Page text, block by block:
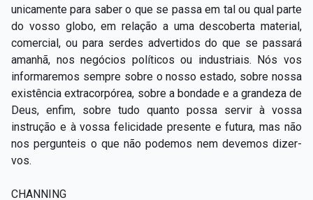
unicamente para saber o que se passa em tal ou qual parte
do vosso globo, em relação a uma descoberta material,
comercial, ou para serdes advertidos do que se passará
amanhã, nos negócios políticos ou industriais. Nós vos
informaremos sempre sobre o nosso estado, sobre nossa
existência extracorpórea, sobre a bondade e a grandeza de
Deus, enfim, sobre tudo quanto possa servir à vossa
instrução e à vossa felicidade presente e futura, mas não
nos pergunteis o que não podemos nem devemos dizer-
vos.
CHANNING